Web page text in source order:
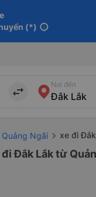
(*) info
import_export
Nơi đến
Ngãi xe đi
Đắk Lắk từ